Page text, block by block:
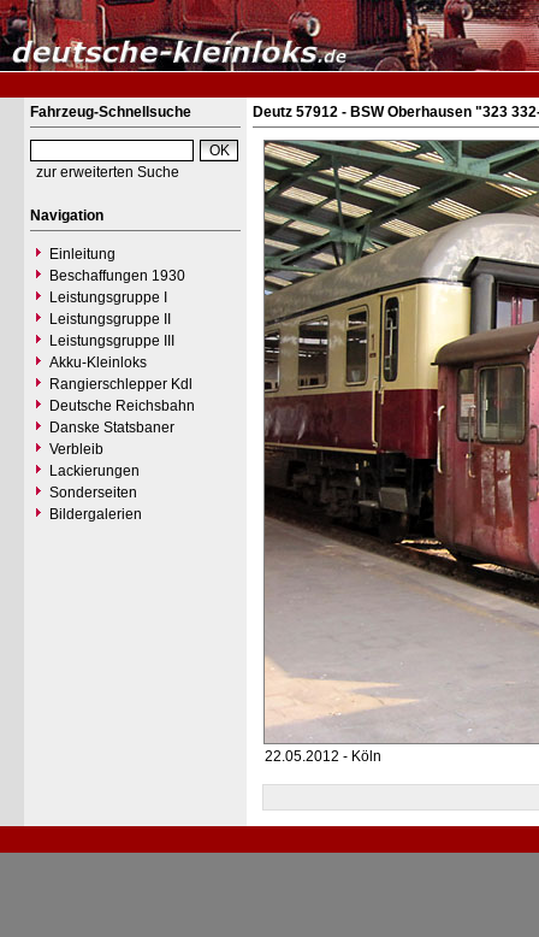
Fahrzeug-Schnellsuche
zur erweiterten Suche
Navigation
Einleitung
Beschaffungen 1930
Leistungsgruppe I
Leistungsgruppe II
Leistungsgruppe III
Akku-Kleinloks
Rangierschlepper Kdl
Deutsche Reichsbahn
Danske Statsbaner
Verbleib
Lackierungen
Sonderseiten
Bildergalerien
Deutz 57912 - BSW Oberhausen "323
22.05.2012 - Köln